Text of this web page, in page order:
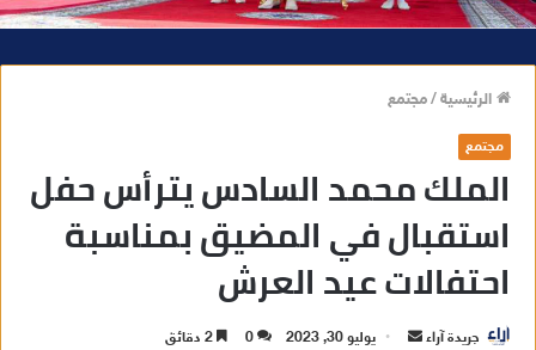
الرئيسية/مجتمع
مجتمع
الملك محمد السادس يترأس حفل
استقبال في المضيق بمناسبة
احتفالات عيد العرش
جريدة آراء يوليو 30, 2023 0